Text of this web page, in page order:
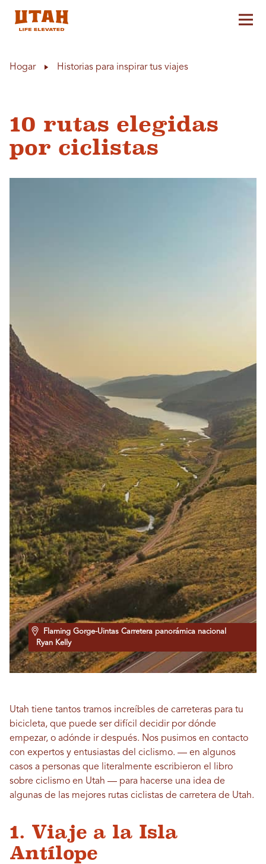
Hogar Historias para inspirar tus viajes
10 rutas elegidas
por ciclistas
Flaming Gorge-Uintas Carretera panorámica nacional
Ryan Kelly
Utah tiene tantos tramos increíbles de carreteras para tu
bicicleta, que puede ser difícil decidir por dónde
empezar, o adónde ir después. Nos pusimos en contacto
con expertos y entusiastas del ciclismo. — en algunos
casos a personas que literalmente escribieron el libro
sobre ciclismo en Utah — para hacerse una idea de
algunas de las mejores rutas ciclistas de carretera de Utah.
1. Viaje a la Isla
Antílope